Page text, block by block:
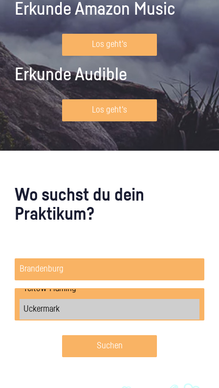
Erkunde Amazon Music
Los geht's
Erkunde Audible
Los geht's
Wo suchst du dein
Praktikum?
Suchen